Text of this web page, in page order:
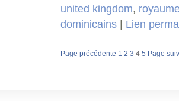
united kingdom,
dominicains | Lien
Page précédente 1 2 3 4 5 Page